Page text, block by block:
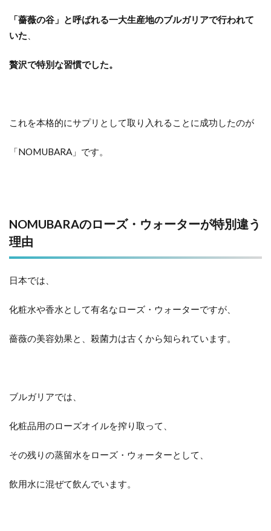
「薔薇の谷」と呼ばれる一大生産地のブルガリアで行われて
いた
贅沢で特別な習慣でした。
これを本格的にサプリとして取り入れることに成功したのが
「NOMUBARA」です。
NOMUBARAのローズ・ウォーターが特別違う
理由
日本では、
化粧水や香水として有名なローズ・ウォーターですが、
薔薇の美容効果と、殺菌力は古くから知られています。
ブルガリアでは、
化粧品用のローズオイルを搾り取って、
その残りの蒸留水をローズ・ウォーターとして、
飲用水に混ぜて飲んでいます。